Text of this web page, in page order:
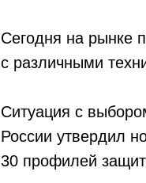
Сегодня на рынке
с различными
Ситуация с
России утвердил
30 профилей